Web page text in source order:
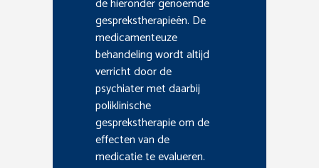
de hieronder genoemde
gesprekstherapieën. De
medicamenteuze
behandeling wordt altijd
verricht door de
psychiater met daarbij
poliklinische
gesprekstherapie om de
effecten van de
medicatie te evalueren.